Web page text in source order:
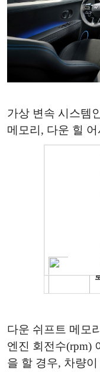
가상 변속 시스템
메모리, 다운 힐
다운 쉬프트 메모
엔진 회전수(rpm)
을 할 경우, 차량